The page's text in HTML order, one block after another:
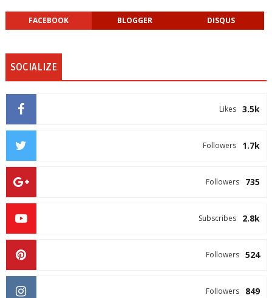
FACEBOOK BLOGGER DISQUS
SOCIALIZE
3.5k
Likes
1.7k
Followers
735
Followers
2.8k
Subscribes
524
Followers
849
Followers